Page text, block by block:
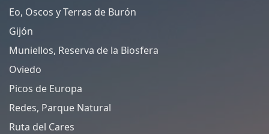
Eo, Oscos y Terras de Burón
Gijón
Muniellos, Reserva de la Biosfera
Oviedo
Picos de Europa
Redes, Parque Natural
Ruta del Cares